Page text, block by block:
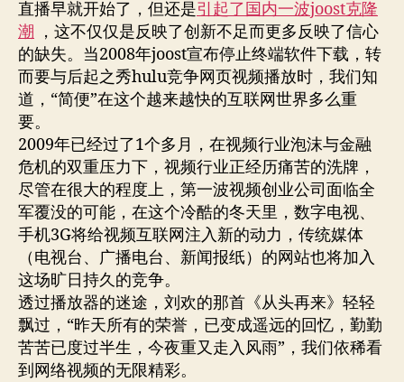
直播早就开始了，但还是引起了国内一波joost克隆
潮 ，这不仅仅是反映了创新不足而更多反映了信心
的缺失。当2008年joost宣布停止终端软件下载，转
而要与后起之秀hulu竞争网页视频播放时，我们知
道，“简便”在这个越来越快的互联网世界多么重
要。
2009年已经过了1个多月，在视频行业泡沫与金融
危机的双重压力下，视频行业正经历痛苦的洗牌，
尽管在很大的程度上，第一波视频创业公司面临全
军覆没的可能，在这个冷酷的冬天里，数字电视、
手机3G将给视频互联网注入新的动力，传统媒体
（电视台、广播电台、新闻报纸）的网站也将加入
这场旷日持久的竞争。
透过播放器的迷途，刘欢的那首《从头再来》轻轻
飘过，“昨天所有的荣誉，已变成遥远的回忆，勤勤
苦苦已度过半生，今夜重又走入风雨”，我们依稀看
到网络视频的无限精彩。